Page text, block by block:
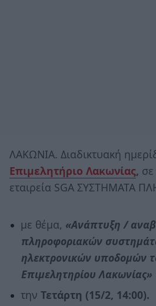
ΛΑΚΩΝΙΑ. Διαδικτυακή
Επιμελητήριο Λακωνίας,
εταιρεία SGA ΣΥΣΤΗΜΑΤΑ
με θέμα, «Ανάπτυξη /
πληροφοριακών
ηλεκτρονικών υποδομών
Επιμελητηρίου Λακωνίας»
την Τετάρτη (15/2, 14:00).